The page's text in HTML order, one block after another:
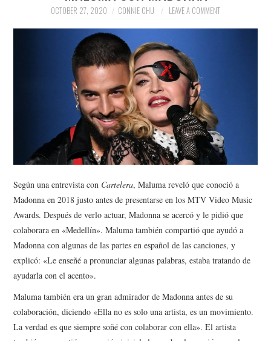
TECHNOLOGY
OCTOBER 27, 2020 CONNIE CHU LEAVE A COMMENT
Según una entrevista con Cartelera, Maluma reveló que conoció a
Madonna en 2018 justo antes de presentarse en los MTV Video Music
Awards. Después de verlo actuar, Madonna se acercó y le pidió que
colaborara en «Medellín». Maluma también compartió que ayudó a
Madonna con algunas de las partes en español de las canciones, y
explicó: «Le enseñé a pronunciar algunas palabras, estaba tratando de
ayudarla con el acento».
Maluma también era un gran admirador de Madonna antes de su
colaboración, diciendo «Ella no es solo una artista, es un movimiento.
La verdad es que siempre soñé con colaborar con ella». El artista